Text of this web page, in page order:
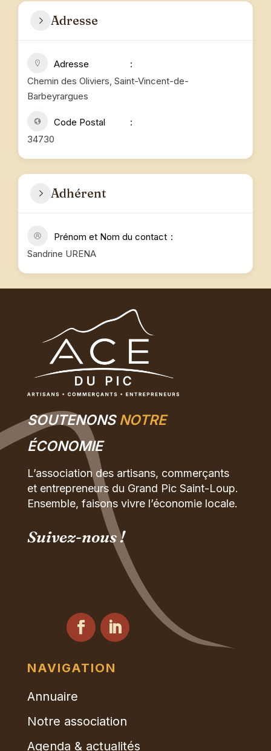
Adresse
Adresse
Chemin des Oliviers, Saint-Vincent-de-
Barbeyrargues
Code Postal
34730
Adhérent
Prénom et Nom du contact
Sandrine URENA
SOUTENONSNOTRE
ÉCONOMIE
L’association des artisans, commerçants
et entrepreneurs du Grand Pic Saint-Loup.
Ensemble, faisons vivre l’économie locale.
Suivez-nous !
NAVIGATION
Annuaire
Notre association
Agenda & actualités